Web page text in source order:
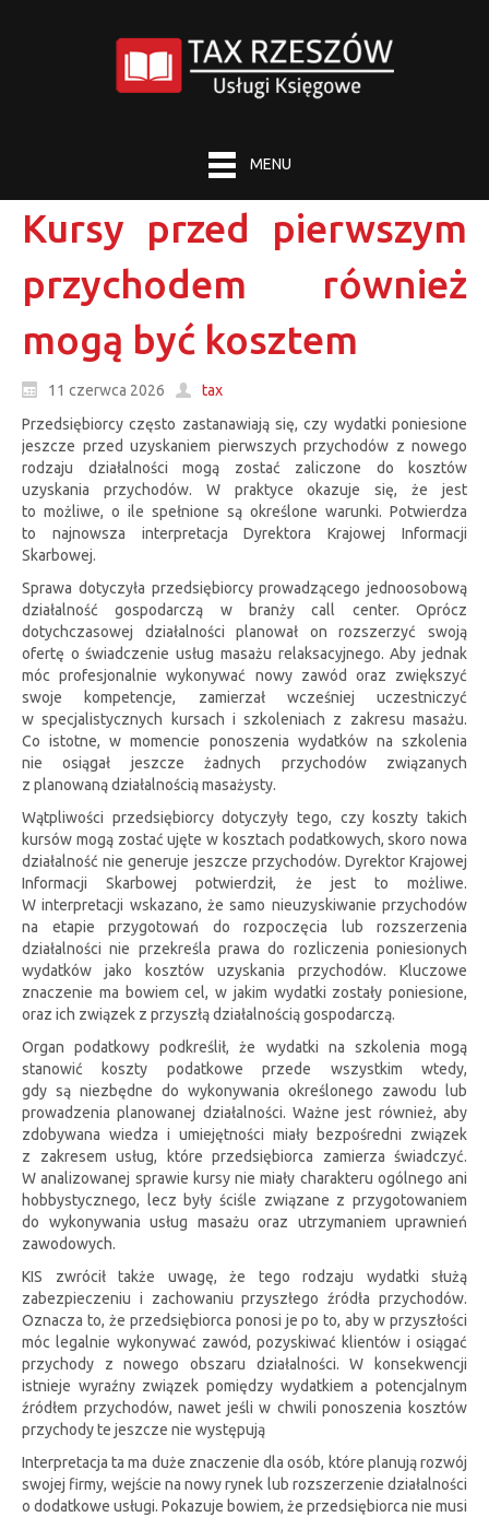
MENU
Kursy przed pierwszym
przychodem również
mogą być kosztem
11 czerwca 2026
tax
Przedsiębiorcy często zastanawiają się, czy wydatki poniesione
jeszcze przed uzyskaniem pierwszych przychodów z nowego
rodzaju działalności mogą zostać zaliczone do kosztów
uzyskania przychodów. W praktyce okazuje się, że jest
to możliwe, o ile spełnione są określone warunki. Potwierdza
to najnowsza interpretacja Dyrektora Krajowej Informacji
Skarbowej.
Sprawa dotyczyła przedsiębiorcy prowadzącego jednoosobową
działalność gospodarczą w branży call center. Oprócz
dotychczasowej działalności planował on rozszerzyć swoją
ofertę o świadczenie usług masażu relaksacyjnego. Aby jednak
móc profesjonalnie wykonywać nowy zawód oraz zwiększyć
swoje kompetencje, zamierzał wcześniej uczestniczyć
w specjalistycznych kursach i szkoleniach z zakresu masażu.
Co istotne, w momencie ponoszenia wydatków na szkolenia
nie osiągał jeszcze żadnych przychodów związanych
z planowaną działalnością masażysty.
Wątpliwości przedsiębiorcy dotyczyły tego, czy koszty takich
kursów mogą zostać ujęte w kosztach podatkowych, skoro nowa
działalność nie generuje jeszcze przychodów. Dyrektor Krajowej
Informacji Skarbowej potwierdził, że jest to możliwe.
W interpretacji wskazano, że samo nieuzyskiwanie przychodów
na etapie przygotowań do rozpoczęcia lub rozszerzenia
działalności nie przekreśla prawa do rozliczenia poniesionych
wydatków jako kosztów uzyskania przychodów. Kluczowe
znaczenie ma bowiem cel, w jakim wydatki zostały poniesione,
oraz ich związek z przyszłą działalnością gospodarczą.
Organ podatkowy podkreślił, że wydatki na szkolenia mogą
stanowić koszty podatkowe przede wszystkim wtedy,
gdy są niezbędne do wykonywania określonego zawodu lub
prowadzenia planowanej działalności. Ważne jest również, aby
zdobywana wiedza i umiejętności miały bezpośredni związek
z zakresem usług, które przedsiębiorca zamierza świadczyć.
W analizowanej sprawie kursy nie miały charakteru ogólnego ani
hobbystycznego, lecz były ściśle związane z przygotowaniem
do wykonywania usług masażu oraz utrzymaniem uprawnień
zawodowych.
KIS zwrócił także uwagę, że tego rodzaju wydatki służą
zabezpieczeniu i zachowaniu przyszłego źródła przychodów.
Oznacza to, że przedsiębiorca ponosi je po to, aby w przyszłości
móc legalnie wykonywać zawód, pozyskiwać klientów i osiągać
przychody z nowego obszaru działalności. W konsekwencji
istnieje wyraźny związek pomiędzy wydatkiem a potencjalnym
źródłem przychodów, nawet jeśli w chwili ponoszenia kosztów
przychody te jeszcze nie występują
Interpretacja ta ma duże znaczenie dla osób, które planują rozwój
swojej firmy, wejście na nowy rynek lub rozszerzenie działalności
o dodatkowe usługi. Pokazuje bowiem, że przedsiębiorca nie musi